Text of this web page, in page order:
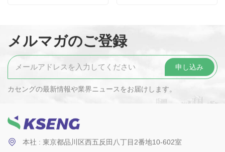
メルマガのご登録
カセングの最新情報や業界ニュースをお届けします。
本社 : 東京都品川区西五反田八丁目2番地10-602室